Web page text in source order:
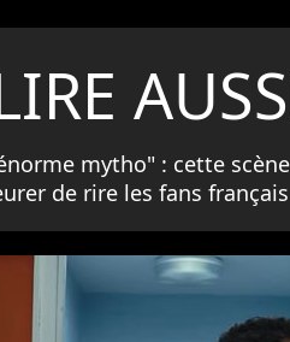
mytho" : cette
de rire les fans français